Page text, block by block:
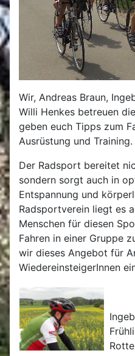
Wir, Andreas Braun,
Willi Henkes betreuen
geben euch Tipps zum
Ausrüstung und Training.
Der Radsport bereitet
sondern sorgt auch in
Entspannung und
Radsportverein liegt es
Menschen für diesen
Fahren in einer Gruppe
wir dieses Angebot für
WiedereinsteigerInnen